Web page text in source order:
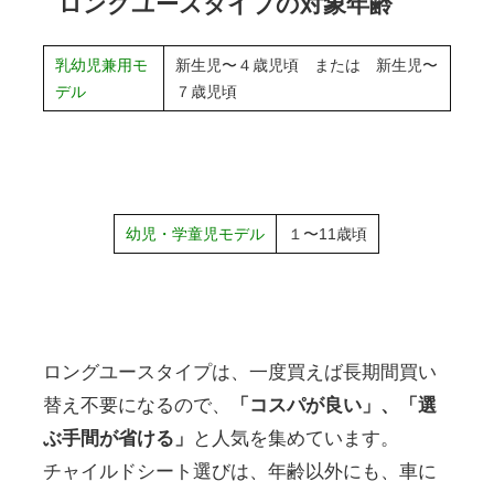
乳幼児兼用モ
デル
新生児〜４歳児頃 または 新生児〜
７歳児頃
幼児・学童児モデル １〜11歳頃
ロングユースタイプは、一度買えば長期間買い
替え不要になるので、
「コスパが良い」、「選
ぶ手間が省ける」
と人気を集めています。
チャイルドシート選びは、年齢以外にも、車に